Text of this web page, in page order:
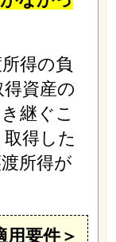
得の負
資産の
継ぐこ
得した
所得が
用要件＞